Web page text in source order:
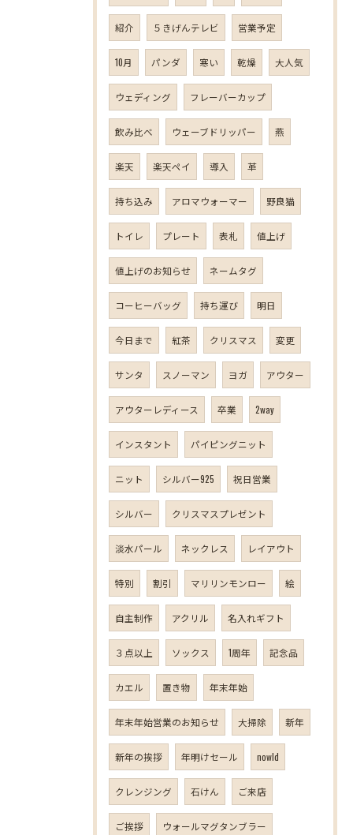
紹介 ５きげんテレビ 営業予定
10月 パンダ 寒い 乾燥 大人気
ウェディング フレーバーカップ
飲み比べ ウェーブドリッパー 燕
楽天 楽天ペイ 導入 革
持ち込み アロマウォーマー 野良猫
トイレ プレート 表札 値上げ
値上げのお知らせ ネームタグ
コーヒーバッグ 持ち運び 明日
今日まで 紅茶 クリスマス 変更
サンタ スノーマン ヨガ アウター
アウターレディース 卒業 2way
インスタント パイピングニット
ニット シルバー925 祝日営業
シルバー クリスマスプレゼント
淡水パール ネックレス レイアウト
特別 割引 マリリンモンロー 絵
自主制作 アクリル 名入れギフト
３点以上 ソックス 1周年 記念品
カエル 置き物 年末年始
年末年始営業のお知らせ 大掃除 新年
新年の挨拶 年明けセール nowld
クレンジング 石けん ご来店
ご挨拶 ウォールマグタンブラー